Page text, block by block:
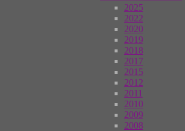
2025
2022
2020
2019
2018
2017
2015
2012
2011
2010
2009
2008